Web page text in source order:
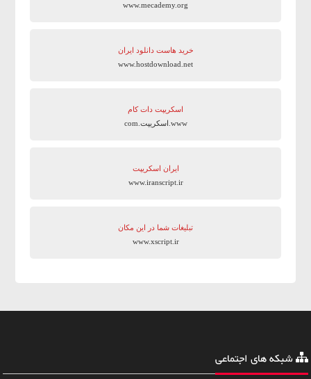
www.mecademy.org
خرید هاست دانلود ایران
www.hostdownload.net
اسکریپت دات کام
www.اسکریپت.com
ایران اسکریپت
www.iranscript.ir
تبلیغات شما در این مکان
www.xscript.ir
شبکه های اجتماعی